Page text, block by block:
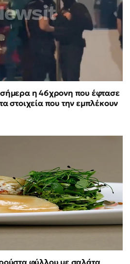
η 46χρονη που έφτασε
στοιχεία που την εμπλέκουν